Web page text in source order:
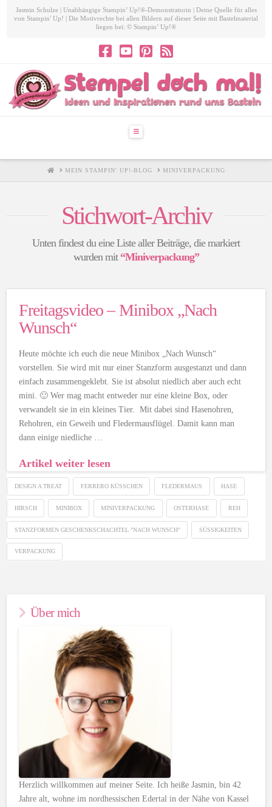
Jasmin Schulze | Unabhängige Stampin’ Up!®-Demonstratorin | Deine Quelle für alles
von Stampin' Up! | Die Motivrechte bei allen Bildern auf dieser Seite mit Bastelmaterial
liegen bei: © Stampin’ Up!®
Navigation
HOMEMEIN STAMPIN' UP!-BLOG MINIVERPACKUNG
Stichwort-Archiv
Unten findest du eine Liste aller Beiträge, die markiert
wurden mit “Miniverpackung”
Freitagsvideo – Minibox „Nach
Wunsch“
Heute möchte ich euch die neue Minibox „Nach Wunsch“
vorstellen. Sie wird mit nur einer Stanzform ausgestanzt und dann
einfach zusammengeklebt. Sie ist absolut niedlich aber auch echt
mini. 🙂 Wer mag macht entweder nur eine kleine Box, oder
verwandelt sie in ein kleines Tier. Mit dabei sind Hasenohren,
Rehohren, ein Geweih und Fledermausflügel. Damit kann man
dann einige niedliche …
Artikel weiter lesen
DESIGN A TREAT FERRERO KÜSSCHEN FLEDERMAUS HASE
HIRSCH MINIBOX MINIVERPACKUNG OSTERHASE REH
STANZFORMEN GESCHENKSCHACHTEL "NACH WUNSCH" SÜSSIGKEITEN
VERPACKUNG
Über mich
Herzlich willkommen auf meiner Seite. Ich heiße Jasmin, bin 42
Jahre alt, wohne im nordhessischen Edertal in der Nähe von Kassel